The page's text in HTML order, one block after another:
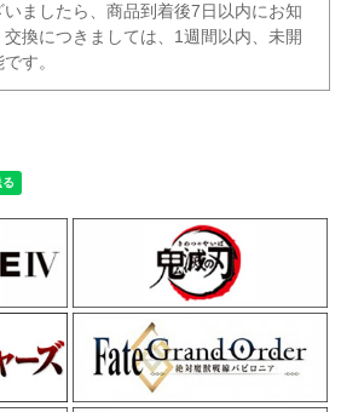
ましたら、商品到着後7日以内にお知
換につきましては、1週間以内、未開
す。